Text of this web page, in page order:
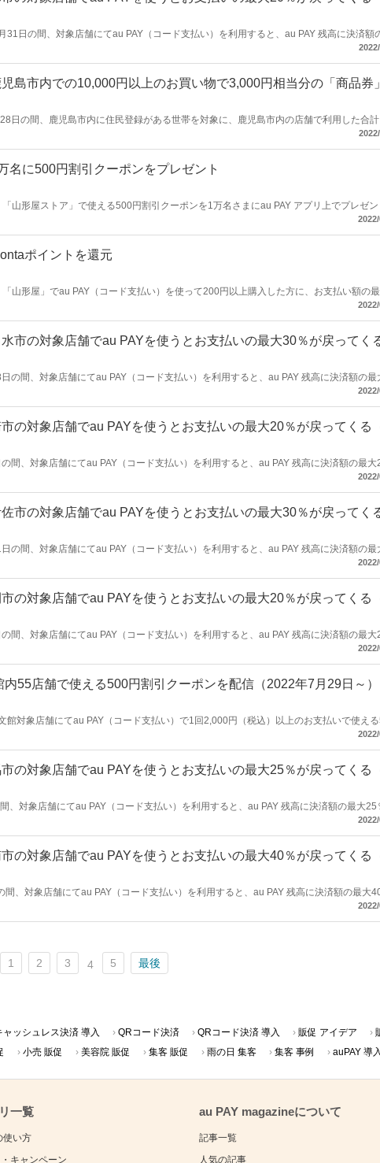
日の間、対象店舗にてau PAY（コード支払い）を利用すると、au PAY 残高に決済額
島市内での10,000円以上のお買い物で3,000円相当分の「商品券
日の間、鹿児島市内に住民登録がある世帯を対象に、鹿児島市内の店舗で利用した合計
名に500円割引クーポンをプレゼント
山形屋ストア」で使える500円割引クーポンを1万名さまにau PAY アプリ上でプレゼン
ポイントを還元
山形屋」でau PAY（コード支払い）を使って200円以上購入した方に、お支払い額の
市の対象店舗でau PAYを使うとお支払いの最大30％が戻ってく
の間、対象店舗にてau PAY（コード支払い）を利用すると、au PAY 残高に決済額の最
の対象店舗でau PAYを使うとお支払いの最大20％が戻ってくる
間、対象店舗にてau PAY（コード支払い）を利用すると、au PAY 残高に決済額の最大
市の対象店舗でau PAYを使うとお支払いの最大30％が戻ってく
の間、対象店舗にてau PAY（コード支払い）を利用すると、au PAY 残高に決済額の最
の対象店舗でau PAYを使うとお支払いの最大20％が戻ってくる
間、対象店舗にてau PAY（コード支払い）を利用すると、au PAY 残高に決済額の最大
55店舗で使える500円割引クーポンを配信（2022年7月29日～）
対象店舗にてau PAY（コード支払い）で1回2,000円（税込）以上のお支払いで使え
の対象店舗でau PAYを使うとお支払いの最大25％が戻ってくる
、対象店舗にてau PAY（コード支払い）を利用すると、au PAY 残高に決済額の最大25
の対象店舗でau PAYを使うとお支払いの最大40％が戻ってくる
、対象店舗にてau PAY（コード支払い）を利用すると、au PAY 残高に決済額の最大
1 2 3 4 5 最後
ャッシュレス決済 導入 QRコード決済 QRコード決済 導入 販促 アイデア
小売 販促 美容院 販促 集客 販促 雨の日 集客 集客 事例 auPAY 導入
一覧
使い方
キャンペーン
au PAY magazineについて
記事一覧
人気の記事